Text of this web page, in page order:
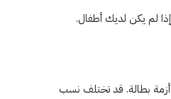
أزمة بطالة. قد تختلف نسب